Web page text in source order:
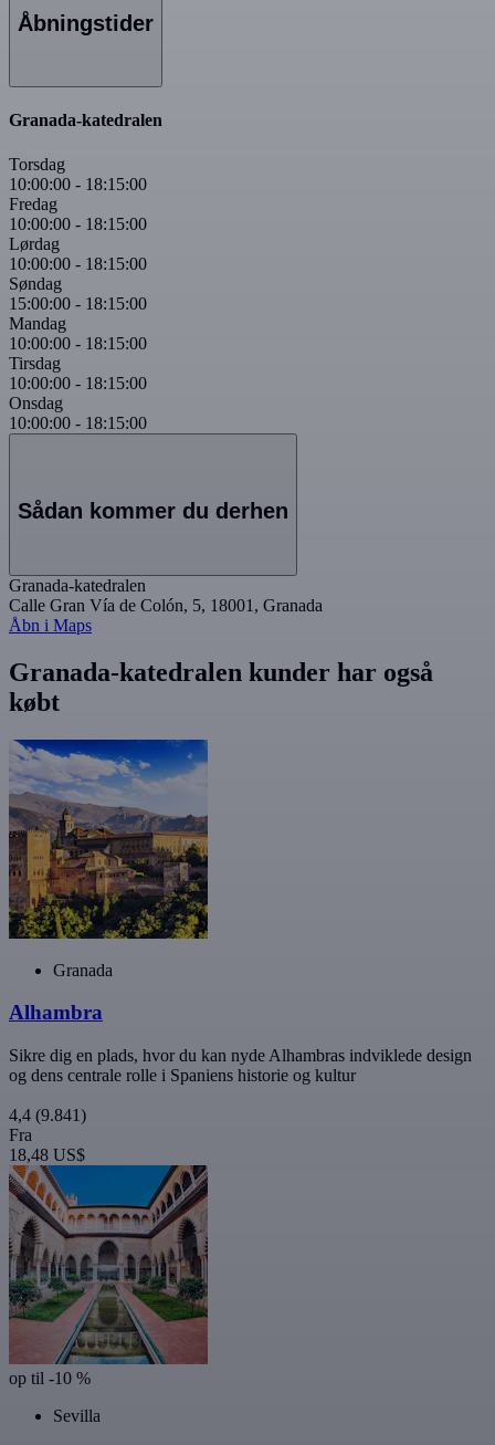
Åbningstider
Granada-katedralen
Torsdag
10:00:00 - 18:15:00
Fredag
10:00:00 - 18:15:00
Lørdag
10:00:00 - 18:15:00
Søndag
15:00:00 - 18:15:00
Mandag
10:00:00 - 18:15:00
Tirsdag
10:00:00 - 18:15:00
Onsdag
10:00:00 - 18:15:00
Sådan kommer du derhen
Granada-katedralen
Calle Gran Vía de Colón, 5, 18001, Granada
Åbn i Maps
Granada-katedralen kunder har også
købt
Granada
Alhambra
Sikre dig en plads, hvor du kan nyde Alhambras indviklede design
og dens centrale rolle i Spaniens historie og kultur
4,4 (9.841)
Fra
18,48 US$
op til -10 %
Sevilla